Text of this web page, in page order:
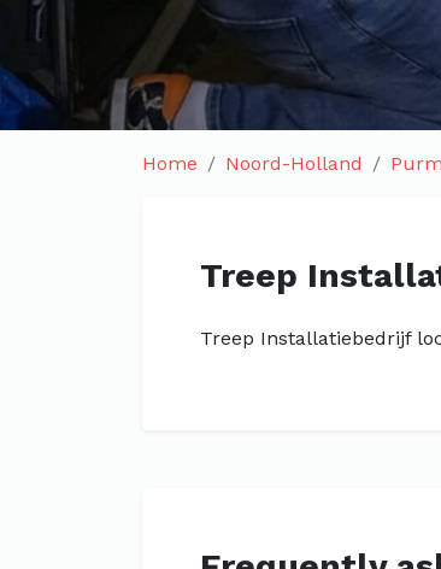
Home Noord-Holland
Treep
Treep Installatiebedrijf